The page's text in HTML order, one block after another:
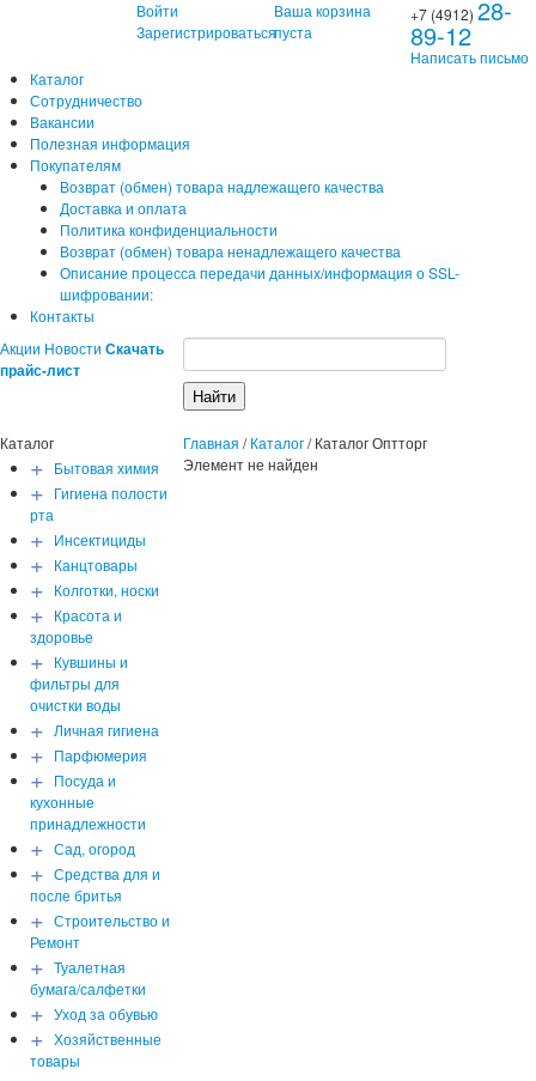
Войти
Зарегистрироваться
Ваша корзина
пуста
+7 (4912)28-
89-12
Написать письмо
Каталог
Сотрудничество
Вакансии
Полезная информация
Покупателям
Возврат (обмен) товара надлежащего качества
Доставка и оплата
Политика конфиденциальности
Возврат (обмен) товара ненадлежащего качества
Описание процесса передачи данных/информация о SSL-
шифровании:
Контакты
Акции Новости Скачать
прайс-лист
Каталог
+ Бытовая химия
+ Гигиена полости
рта
+ Инсектициды
+ Канцтовары
+ Колготки, носки
+ Красота и
здоровье
+ Кувшины и
фильтры для
очистки воды
+ Личная гигиена
+ Парфюмерия
+ Посуда и
кухонные
принадлежности
+ Сад, огород
+ Средства для и
после бритья
+ Строительство и
Ремонт
+ Туалетная
бумага/салфетки
+ Уход за обувью
+ Хозяйственные
товары
Главная /Каталог/Каталог Оптторг
Элемент не найден